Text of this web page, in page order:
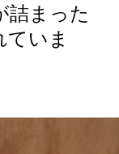
詰まった
いま